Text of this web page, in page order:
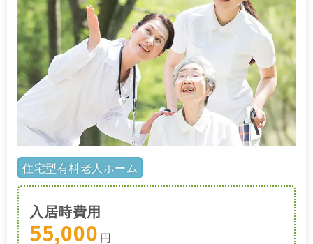
住宅型有料老人ホーム
入居時費用
55,000 円